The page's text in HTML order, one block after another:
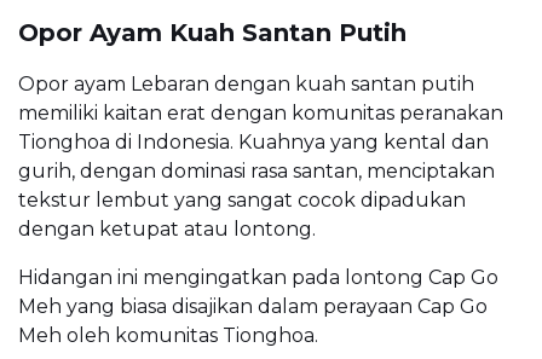
Opor Ayam Kuah Santan Putih
Opor ayam Lebaran dengan kuah santan putih
memiliki kaitan erat dengan komunitas peranakan
Tionghoa di Indonesia. Kuahnya yang kental dan
gurih, dengan dominasi rasa santan, menciptakan
tekstur lembut yang sangat cocok dipadukan
dengan ketupat atau lontong.
Hidangan ini mengingatkan pada lontong Cap Go
Meh yang biasa disajikan dalam perayaan Cap Go
Meh oleh komunitas Tionghoa.